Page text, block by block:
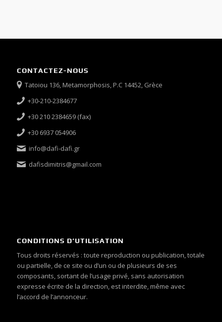
CONTACTEZ-NOUS
Tatoiou 136, Metamorphosis, P.C 14452, Grèce
+30-210-2384677
+30 210 2384659 (fax)
+30 6937 054906
info@dafi-dafi.gr
dafisdimitris@gmail.com
CONDITIONS D’UTILISATION
Tous droits réservés : toute reproduction ou publication, totale
ou partielle, de ce site ou d’un ou de plusieurs de ses
composants, sortant de l’usage privé, sans autorisation
expresse écrite de la direction, est interdite, même avec
l’accord de l’annonceur.